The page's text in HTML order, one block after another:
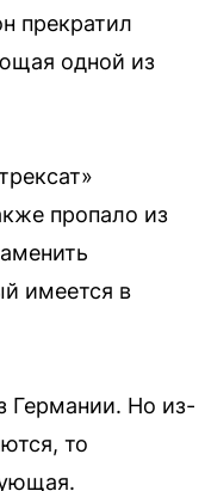
прекратил
одной из
пропало из
имеется в
Германии. Но из-
то